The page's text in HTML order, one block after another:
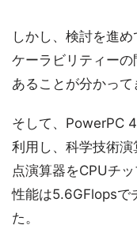
しかし、検討を進
ケーラビリティー
あることが分かって
そして、PowerPC
利用し、科学技術
点演算器をCPUチ
性能は5.6GFlopsで
た。